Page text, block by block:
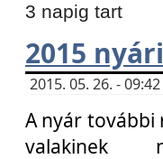
3 napig tart
2015
2015. 05. 26. -
A nyár további